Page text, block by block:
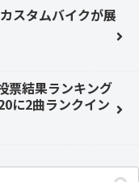
スタムバイクが展
票結果ランキング
に2曲ランクイン